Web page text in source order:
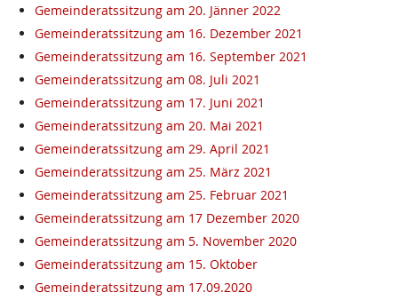
Gemeinderatssitzung am 20. Jänner 2022
Gemeinderatssitzung am 16. Dezember 2021
Gemeinderatssitzung am 16. September 2021
Gemeinderatssitzung am 08. Juli 2021
Gemeinderatssitzung am 17. Juni 2021
Gemeinderatssitzung am 20. Mai 2021
Gemeinderatssitzung am 29. April 2021
Gemeinderatssitzung am 25. März 2021
Gemeinderatssitzung am 25. Februar 2021
Gemeinderatssitzung am 17 Dezember 2020
Gemeinderatssitzung am 5. November 2020
Gemeinderatssitzung am 15. Oktober
Gemeinderatssitzung am 17.09.2020